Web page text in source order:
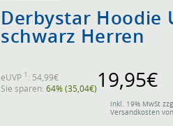
Derbystar Hoodie
schwarz Herren
19,95€
inkl. 19% MwSt
Versandkosten
eUVP 1 : 54,99€
Sie sparen: 64% (35,04€)